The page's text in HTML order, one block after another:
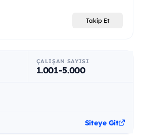
Takip Et
ÇALIŞAN SAYISI
1.001-5.000
Siteye Git